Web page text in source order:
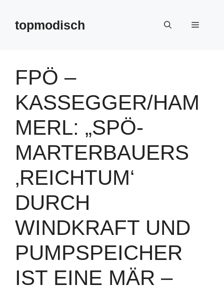
springentopmodisch Menü
FPÖ –
KASSEGGER/HAM
MERL: „SPÖ-
MARTERBAUERS
‚REICHTUM‘
DURCH
WINDKRAFT UND
PUMPSPEICHER
IST EINE MÄR –